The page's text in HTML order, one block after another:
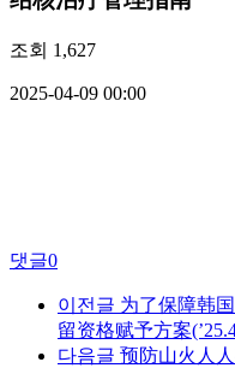
조회 1,627
2025-04-09 00:00
댓글0
이전글 为了保障韩
留资格赋予方案
다음글 预防山火人